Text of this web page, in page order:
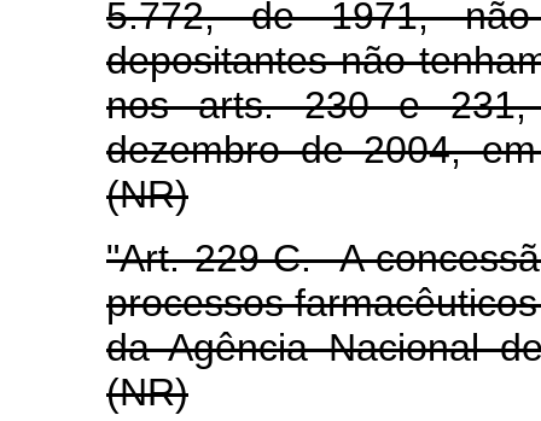
5.772, de 1971,
depositantes não
nos arts. 230 e
dezembro de 2004,
(NR)
"Art. 229-C. A
processos
da Agência Nacional
(NR)